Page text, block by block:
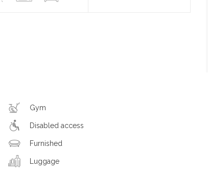
Gym
Disabled access
Furnished
Luggage